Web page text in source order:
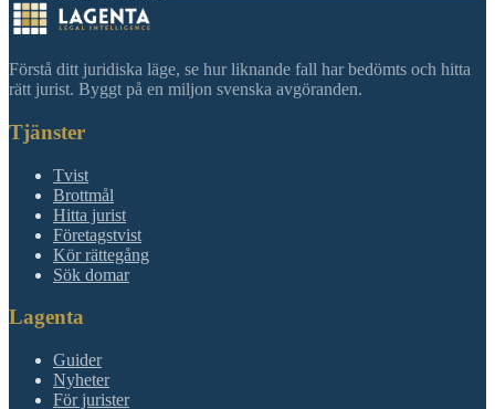
Förstå ditt juridiska läge, se hur liknande fall har bedömts och hitta
rätt jurist. Byggt på en miljon svenska avgöranden.
Tjänster
Tvist
Brottmål
Hitta jurist
Företagstvist
Kör rättegång
Sök domar
Lagenta
Guider
Nyheter
För jurister